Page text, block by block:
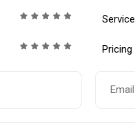
Service
Pricing